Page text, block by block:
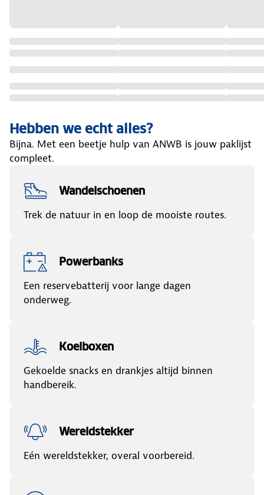
Hebben we echt alles?
Bijna. Met een beetje hulp van ANWB is jouw paklijst
compleet.
Wandelschoenen
Trek de natuur in en loop de mooiste routes.
Powerbanks
Een reservebatterij voor lange dagen
onderweg.
Koelboxen
Gekoelde snacks en drankjes altijd binnen
handbereik.
Wereldstekker
Eén wereldstekker, overal voorbereid.